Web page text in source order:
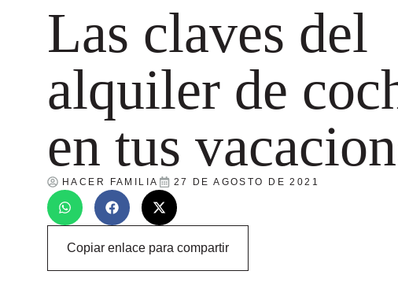
Las claves del
alquiler de
en tus
HACER FAMILIA 27 DE AGOSTO DE 2021
Copiar enlace para compartir